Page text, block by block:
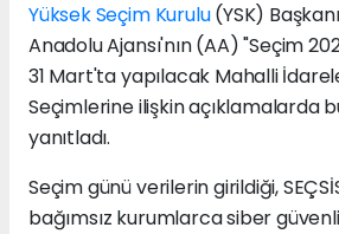
Yüksek Seçim Kurulu(YSK)
Anadolu Ajansı'nın (AA) "Seçim
31 Mart'ta yapılacak Mahalli
Seçimlerine ilişkin açıklamalarda
yanıtladı.
Seçim günü verilerin girildiği,
bağımsız kurumlarca siber